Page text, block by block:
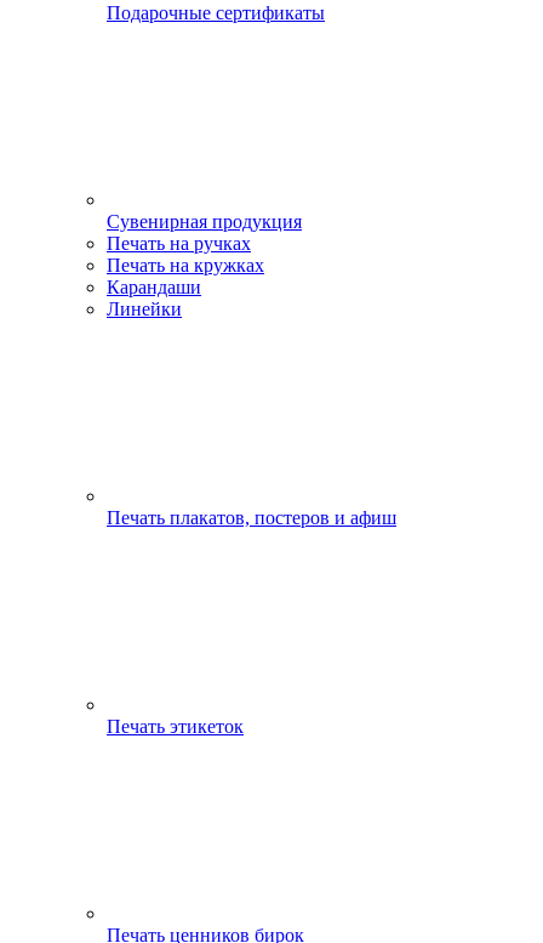
Подарочные сертификаты
Сувенирная продукция
Печать на ручках
Печать на кружках
Карандаши
Линейки
Печать плакатов, постеров и афиш
Печать этикеток
Печать ценников бирок